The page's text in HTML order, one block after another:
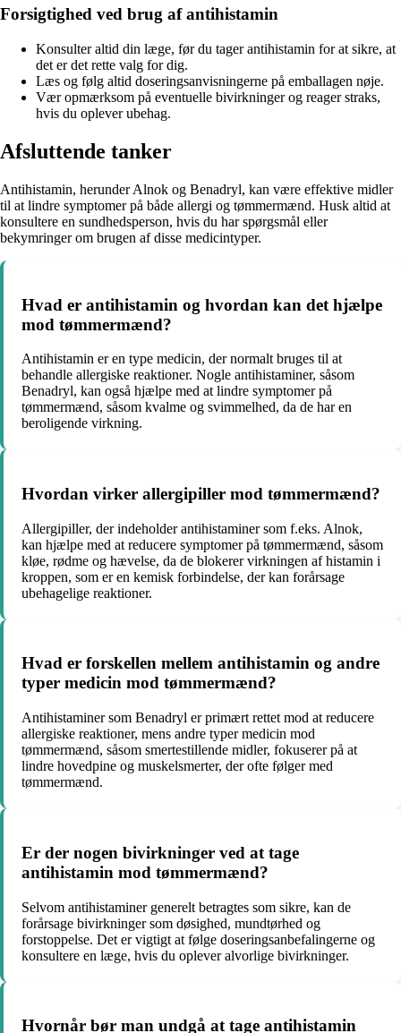
Forsigtighed ved brug af antihistamin
Konsulter altid din læge, før du tager antihistamin for at sikre, at
det er det rette valg for dig.
Læs og følg altid doseringsanvisningerne på emballagen nøje.
Vær opmærksom på eventuelle bivirkninger og reager straks,
hvis du oplever ubehag.
Afsluttende tanker
Antihistamin, herunder Alnok og Benadryl, kan være effektive midler
til at lindre symptomer på både allergi og tømmermænd. Husk altid at
konsultere en sundhedsperson, hvis du har spørgsmål eller
bekymringer om brugen af disse medicintyper.
Hvad er antihistamin og hvordan kan det hjælpe
mod tømmermænd?
Antihistamin er en type medicin, der normalt bruges til at
behandle allergiske reaktioner. Nogle antihistaminer, såsom
Benadryl, kan også hjælpe med at lindre symptomer på
tømmermænd, såsom kvalme og svimmelhed, da de har en
beroligende virkning.
Hvordan virker allergipiller mod tømmermænd?
Allergipiller, der indeholder antihistaminer som f.eks. Alnok,
kan hjælpe med at reducere symptomer på tømmermænd, såsom
kløe, rødme og hævelse, da de blokerer virkningen af histamin i
kroppen, som er en kemisk forbindelse, der kan forårsage
ubehagelige reaktioner.
Hvad er forskellen mellem antihistamin og andre
typer medicin mod tømmermænd?
Antihistaminer som Benadryl er primært rettet mod at reducere
allergiske reaktioner, mens andre typer medicin mod
tømmermænd, såsom smertestillende midler, fokuserer på at
lindre hovedpine og muskelsmerter, der ofte følger med
tømmermænd.
Er der nogen bivirkninger ved at tage
antihistamin mod tømmermænd?
Selvom antihistaminer generelt betragtes som sikre, kan de
forårsage bivirkninger som døsighed, mundtørhed og
forstoppelse. Det er vigtigt at følge doseringsanbefalingerne og
konsultere en læge, hvis du oplever alvorlige bivirkninger.
Hvornår bør man undgå at tage antihistamin